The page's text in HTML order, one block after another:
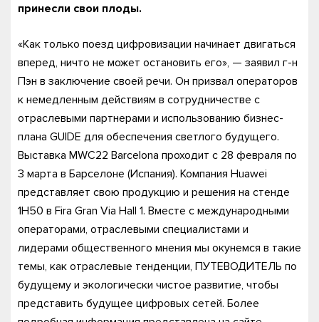
принесли свои плоды.
«Как только поезд цифровизации начинает двигаться
вперед, ничто не может остановить его», — заявил г-н
Пэн в заключение своей речи. Он призвал операторов
к немедленным действиям в сотрудничестве с
отраслевыми партнерами и использованию бизнес-
плана GUIDE для обеспечения светлого будущего.
Выставка MWC22 Barcelona проходит с 28 февраля по
3 марта в Барселоне (Испания). Компания Huawei
представляет свою продукцию и решения на стенде
1H50 в Fira Gran Via Hall 1. Вместе с международными
операторами, отраслевыми специалистами и
лидерами общественного мнения мы окунемся в такие
темы, как отраслевые тенденции, ПУТЕВОДИТЕЛЬ по
будущему и экологически чистое развитие, чтобы
представить будущее цифровых сетей. Более